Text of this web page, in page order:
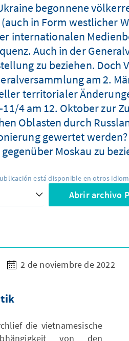
begonnene
in Form westlicher
internationalen
Auch in der
zu beziehen. Doch
am 2.
territorialer
4 am 12. Oktober zur
Oblasten durch
gewertet
Moskau zu
está disponible en otros
Abrir archivo
2 de noviembre de 2022
die vietnamesische
von den